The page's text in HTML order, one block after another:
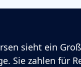
sieht ein
Sie zahlen für